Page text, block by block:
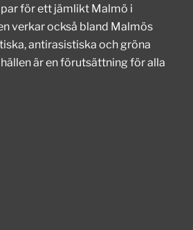
för ett jämlikt Malmö i
verkar också bland Malmös
antirasistiska och gröna
är en förutsättning för alla